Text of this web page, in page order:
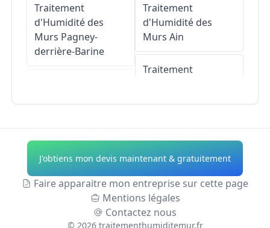
Traitement
d'Humidité des
Murs Pagney-
derrière-Barine
Ménillot
Traitement
d'Humidité des
Murs Toul
Traitement
Traitement
d'Humidité des
Murs Ain
Traitement
Traitement
d'Humidité des
Murs Allier
Traitement
d'Humidité des
MursAlpes-de-
J'obtiens mon devis maintenant & gratuitement
Faire apparaitre mon entreprise sur cette page
Mentions légales
Contactez nous
© 2026 traitementhumiditemur.fr